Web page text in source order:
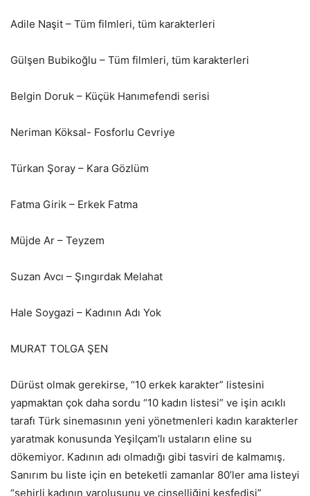
Adile Naşit – Tüm filmleri, tüm karakterleri
Gülşen Bubikoğlu – Tüm filmleri, tüm karakterleri
Belgin Doruk – Küçük Hanımefendi serisi
Neriman Köksal- Fosforlu Cevriye
Türkan Şoray – Kara Gözlüm
Fatma Girik – Erkek Fatma
Müjde Ar – Teyzem
Suzan Avcı – Şıngırdak Melahat
Hale Soygazi – Kadının Adı Yok
MURAT TOLGA ŞEN
Dürüst olmak gerekirse, “10 erkek karakter” listesini
yapmaktan çok daha sordu “10 kadın listesi” ve işin acıklı
tarafı Türk sinemasının yeni yönetmenleri kadın karakterler
yaratmak konusunda Yeşilçam’lı ustaların eline su
dökemiyor. Kadının adı olmadığı gibi tasviri de kalmamış.
Sanırım bu liste için en beteketli zamanlar 80’ler ama listeyi
“şehirli kadının varoluşunu ve cinselliğini keşfedişi”